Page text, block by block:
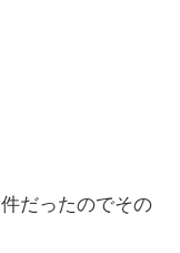
だったのでその